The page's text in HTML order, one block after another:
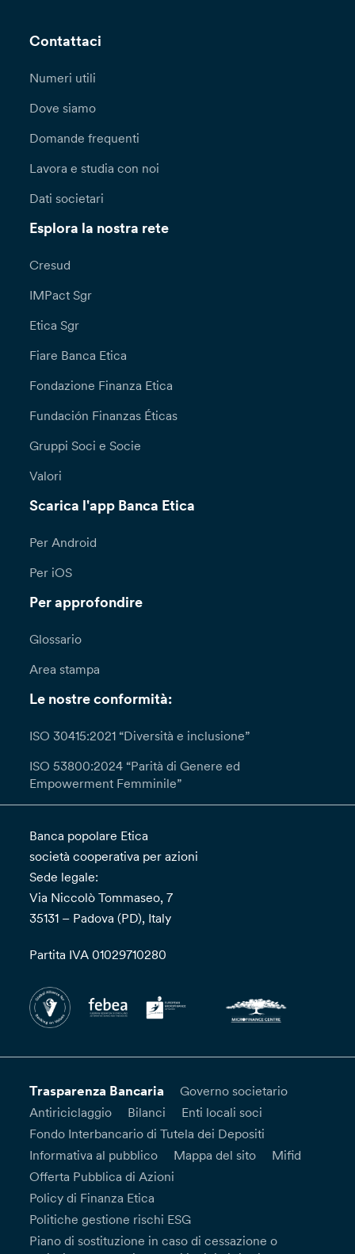
Contattaci
Numeri utili
Dove siamo
Domande frequenti
Lavora e studia con noi
Dati societari
Esplora la nostra rete
Cresud
IMPact Sgr
Etica Sgr
Fiare Banca Etica
Fondazione Finanza Etica
Fundación Finanzas Éticas
Gruppi Soci e Socie
Valori
Scarica l'app Banca Etica
Per Android
Per iOS
Per approfondire
Glossario
Area stampa
Le nostre conformità:
ISO 30415:2021 “Diversità e inclusione”
ISO 53800:2024 “Parità di Genere ed
Empowerment Femminile”
Banca popolare Etica
società cooperativa per azioni
Sede legale:
Via Niccolò Tommaseo, 7
35131 – Padova (PD), Italy
Partita IVA 01029710280
Trasparenza Bancaria
Governo societario
Antiriciclaggio
Bilanci
Enti locali soci
Fondo Interbancario di Tutela dei Depositi
Informativa al pubblico
Mappa del sito
Mifid
Offerta Pubblica di Azioni
Policy di Finanza Etica
Politiche gestione rischi ESG
Piano di sostituzione in caso di cessazione o